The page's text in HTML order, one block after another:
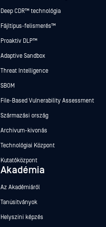
Deep CDR™ technológia
Fájltípus-felismerés™
Proaktív DLP™
Adaptive Sandbox
Threat Intelligence
SBOM
File-Based Vulnerability Assessment
Származási ország
Archívum-kivonás
Technológiai Központ
Kutatóközpont
Akadémia
Az Akadémiáról
Tanúsítványok
Helyszíni képzés